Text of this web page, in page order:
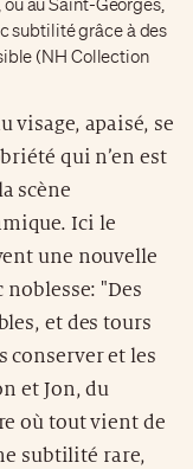
au Saint-Georges,
subtilité grâce à des
(NH Collection
visage, apaisé, se
qui n’en est
scène
Ici le
une nouvelle
"Des
et des tours
conserver et les
et Jon, du
où tout vient de
subtilité rare,